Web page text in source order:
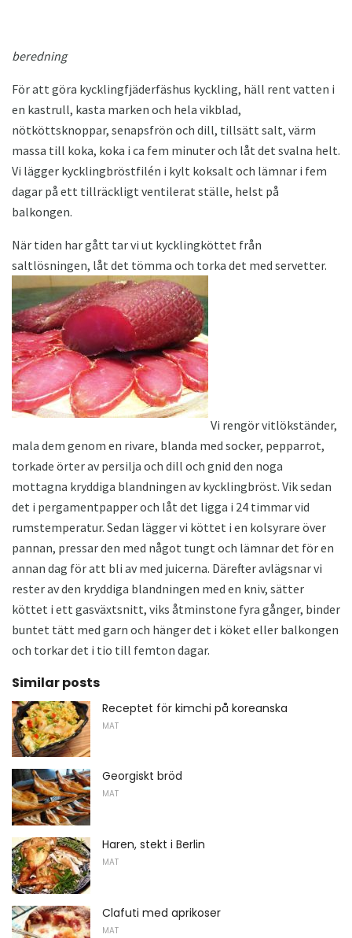
beredning
För att göra kycklingfjäderfäshus kyckling, häll rent vatten i
en kastrull, kasta marken och hela vikblad,
nötköttsknoppar, senapsfrön och dill, tillsätt salt, värm
massa till koka, koka i ca fem minuter och låt det svalna helt.
Vi lägger kycklingbröstfilén i kylt koksalt och lämnar i fem
dagar på ett tillräckligt ventilerat ställe, helst på
balkongen.
När tiden har gått tar vi ut kycklingköttet från
saltlösningen, låt det tömma och torka det med servetter.
Vi rengör vitlökständer,
mala dem genom en rivare, blanda med socker, pepparrot,
torkade örter av persilja och dill och gnid den noga
mottagna kryddiga blandningen av kycklingbröst. Vik sedan
det i pergamentpapper och låt det ligga i 24 timmar vid
rumstemperatur. Sedan lägger vi köttet i en kolsyrare över
pannan, pressar den med något tungt och lämnar det för en
annan dag för att bli av med juicerna. Därefter avlägsnar vi
rester av den kryddiga blandningen med en kniv, sätter
köttet i ett gasväxtsnitt, viks åtminstone fyra gånger, binder
buntet tätt med garn och hänger det i köket eller balkongen
och torkar det i tio till femton dagar.
Similar posts
Receptet för kimchi på koreanska
MAT
Georgiskt bröd
MAT
Haren, stekt i Berlin
MAT
Clafuti med aprikoser
MAT